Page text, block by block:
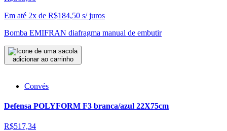
Em até 2x de R$184,50 s/ juros
Bomba EMIFRAN diafragma manual de embutir
adicionar ao carrinho
Convés
Defensa POLYFORM F3 branca/azul 22X75cm
R$517,34